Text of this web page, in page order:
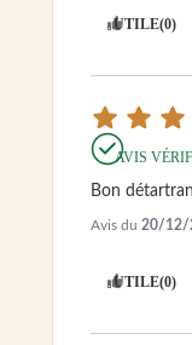
UTILE(0)
AVIS
Bon
Avis du 20/12/
UTILE(0)